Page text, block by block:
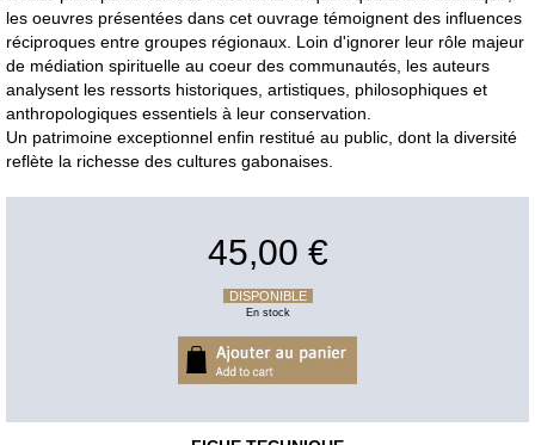
les oeuvres présentées dans cet ouvrage témoignent des influences
réciproques entre groupes régionaux. Loin d'ignorer leur rôle majeur
de médiation spirituelle au coeur des communautés, les auteurs
analysent les ressorts historiques, artistiques, philosophiques et
anthropologiques essentiels à leur conservation.
Un patrimoine exceptionnel enfin restitué au public, dont la diversité
reflète la richesse des cultures gabonaises.
45,00 €
DISPONIBLE
En stock